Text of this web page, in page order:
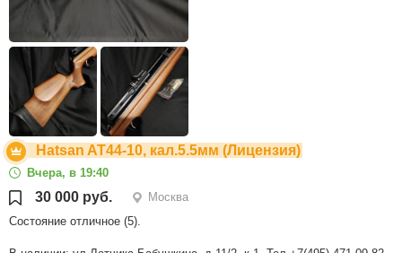
Hatsan AT44-10, кал.5.5мм (Лицензия)
Вчера, в 19:40
30 000 руб.
Москва
Состояние отличное (5).